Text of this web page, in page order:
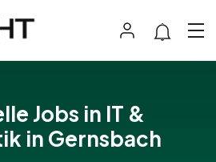
Jobs in IT &
in Gernsbach